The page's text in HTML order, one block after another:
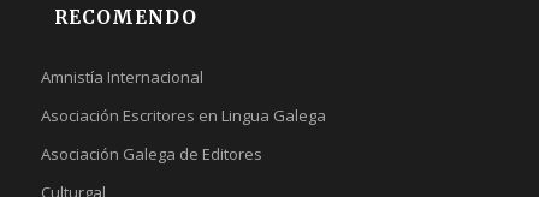
RECOMENDO
Amnistía Internacional
Asociación Escritores en Lingua Galega
Asociación Galega de Editores
Culturgal